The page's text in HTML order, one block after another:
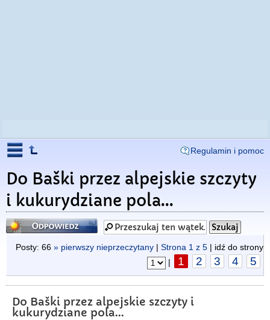
Regulamin i pomoc
Do Baški przez alpejskie szczyty
i kukurydziane pola...
Odpowiedz
Posty: 66 » pierwszy nieprzeczytany | Strona 1 z 5 | idź do strony
|
1 2 3 4 5
Do Baški przez alpejskie szczyty i
kukurydziane pola...